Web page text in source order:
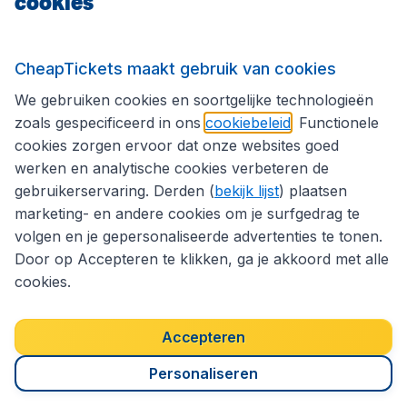
Volg CheapTickets.nl
Privacybeleid
Copyright © 2026
CheapTickets maakt gebruik van cookies
We gebruiken cookies en soortgelijke technologieën
zoals gespecificeerd in ons cookiebeleid . Functionele
cookies zorgen ervoor dat onze websites goed
werken en analytische cookies verbeteren de
gebruikerservaring. Derden (bekijk lijst) plaatsen
marketing- en andere cookies om je surfgedrag te
volgen en je gepersonaliseerde advertenties te tonen.
Door op Accepteren te klikken, ga je akkoord met alle
cookies.
Accepteren
Personaliseren